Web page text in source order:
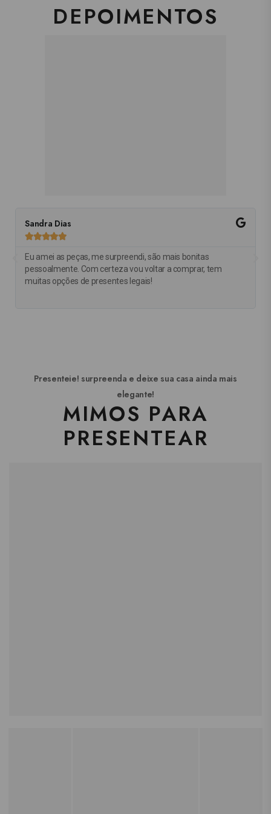
DEPOIMENTOS
Sandra Dias

Eu amei as peças, me surpreendi, são mais bonitas
pessoalmente. Com certeza vou voltar a comprar, tem
muitas opções de presentes legais!
Presenteie! surpreenda e deixe sua casa ainda mais
elegante!
MIMOS PARA
PRESENTEAR